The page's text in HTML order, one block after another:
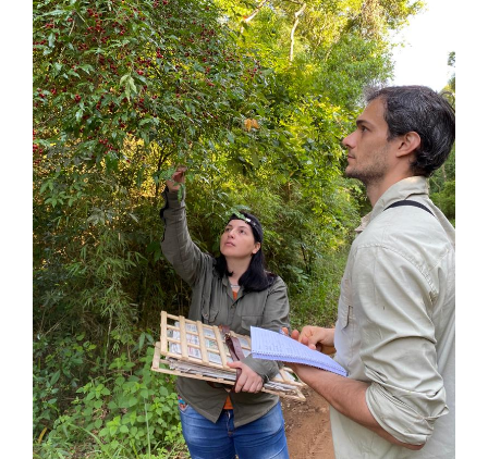
EL IMIBIO
NOTICIAS
Productos y Servicios
RESGUARDO DE COLECCIONES
BIOBANCO
FORTALECIMIENTO DE RECURSOS
ALIMENTICIOS
BIODIVERSIDAD Y ALIMENTACIÓN
INVENTARIO DE LA BIODIVERSIDAD MISIONERA